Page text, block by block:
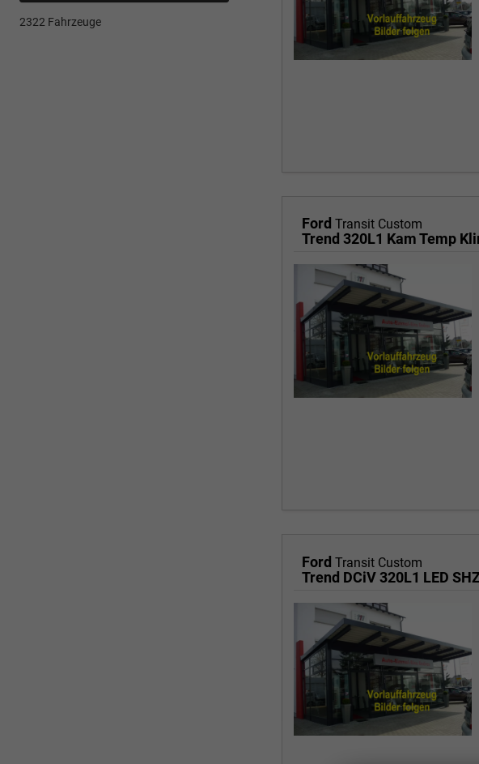
Ford Transit Custom
Trend 320L1 Kam Temp
Ford Transit Custom
Trend DCiV 320L1 LED
2322 Fahrzeuge